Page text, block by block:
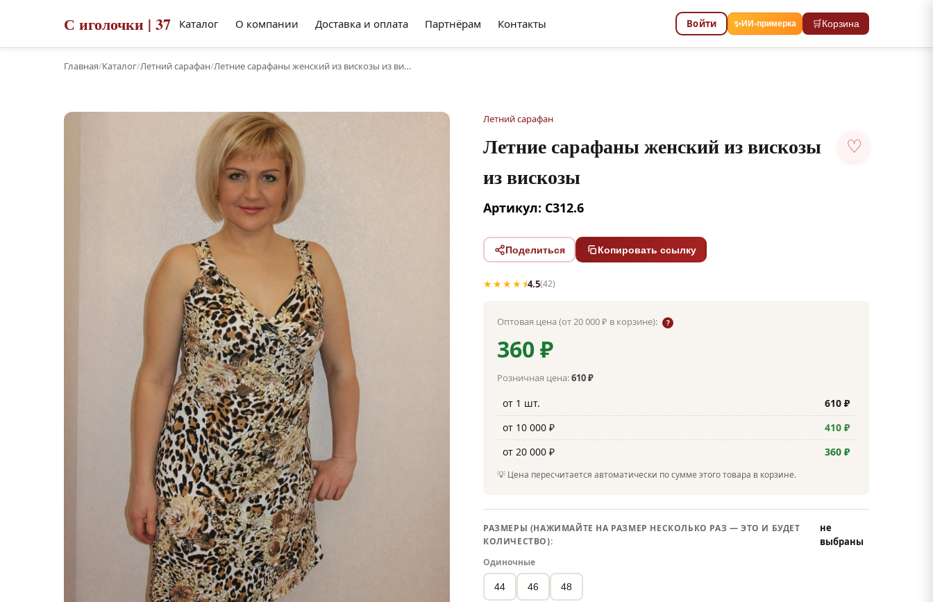
С иголочки | 37 Каталог О компании Доставка и оплата Партнёрам Контакты Войти ✨ИИ-примерка 🛒Корзина
Главная/Каталог/Летний сарафан/Летние сарафаны женский из вискозы из ви…
Летний сарафан
Летние сарафаны женский из вискозы
из вискозы
♡
Артикул: С312.6
Поделиться Копировать ссылку
★★★★⯨4.5(42)
Оптовая цена (от 20 000 ₽ в корзине): ?
360 ₽
Розничная цена:610 ₽
от 1 шт.
610 ₽
от 10 000 ₽
410 ₽
от 20 000 ₽
360 ₽
💡 Цена пересчитается автоматически по сумме этого товара в корзине.
РАЗМЕРЫ (НАЖИМАЙТЕ НА РАЗМЕР НЕСКОЛЬКО РАЗ — ЭТО И БУДЕТ
КОЛИЧЕСТВО):
не
выбраны
Одиночные
44 46 48